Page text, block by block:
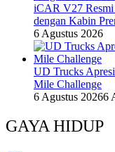
iCAR V27
dengan Kabin
6 Agustus 2026
UD Trucks
Mile Challenge
6 Agustus 20266
GAYA HIDUP